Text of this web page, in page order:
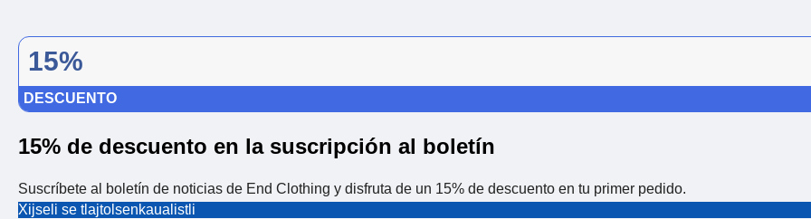
15%
DESCUENTO
15% de descuento en la suscripción al boletín
Suscríbete al boletín de noticias de End Clothing y disfruta de un 15% de descuento en tu primer pedido.
Xijseli se tlajtolsenkaualistli